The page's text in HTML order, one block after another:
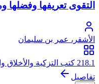
التقوى تعريفها
الأشقر، عمر بن سليمان
218.1 كتب التزكية والأخلاق والآداب
تفاصيل